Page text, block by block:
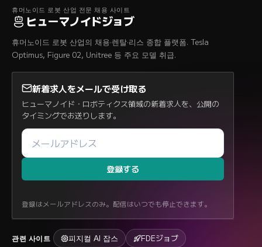
휴머노이드 로봇 산업 전문 채용 사이트
ヒューマノイドジョブ
휴머노이드 로봇 산업의 채용·렌탈·리스 종합 플랫폼. Tesla
Optimus, Figure 02, Unitree 등 주요 모델 취급.
新着求人をメールで受け取る
ヒューマノイド・ロボティクス領域の新着求人を、公開の
タイミングでお送りします。
登録する
登録はメールアドレスのみ。配信はいつでも停止できます。
관련 사이트 피지컬 AI 잡스 FDEジョブ